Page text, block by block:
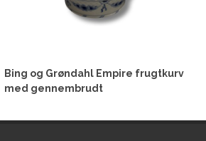
Bing og Grøndahl Empire frugtkurv
med gennembrudt